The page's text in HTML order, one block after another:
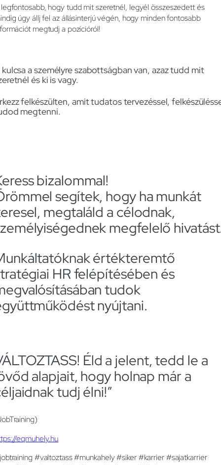
hogy tudd mit szeretnél, legyél összeszedett és
úgy állj fel az állásinterjú végén, hogy minden fontosabb
megtudj a pozícióról!
a személyre szabottságban van, azaz tudd mit
és ki is vagy.
felkészülten, amit tudatos tervezéssel,
megtenni.
bizalommal!
segítek, hogy ha munkát
megtaláld a célodnak,
megfelelő
értékteremtő
HR felépítésében és
tudok
nyújtani.
Éld a jelent, tedd le a
alapjait, hogy holnap már a
tudj élni!”
eqmuhely.hu
#valtoztass #munkahely #siker #karrier #sajatkarrier